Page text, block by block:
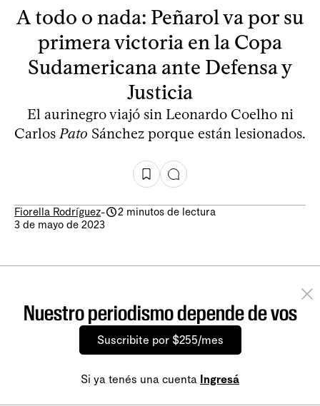
A todo o nada: Peñarol va por su
primera victoria en la Copa
Sudamericana ante Defensa y
Justicia
El aurinegro viajó sin Leonardo Coelho ni
Carlos Pato Sánchez porque están lesionados.
Fiorella Rodríguez-
2 minutos de lectura
3 de mayo de 2023
Nuestro periodismo depende de vos
Suscribite por $255/mes
Si ya tenés una cuenta Ingresá